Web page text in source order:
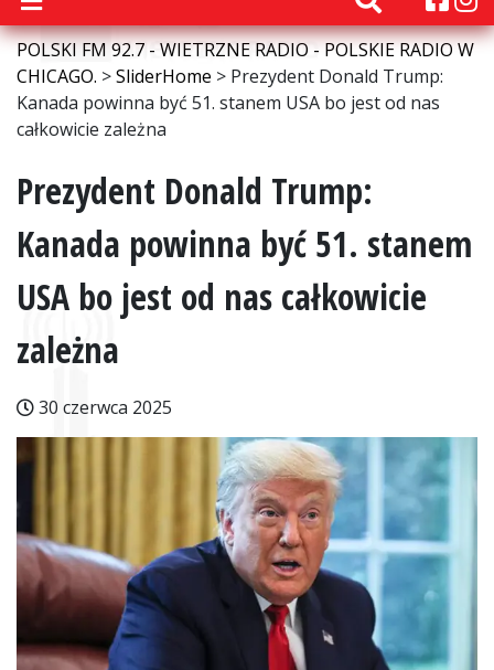
POLSKI FM 92.7 - WIETRZNE RADIO - POLSKIE RADIO W
CHICAGO. >SliderHome > Prezydent Donald Trump:
Kanada powinna być 51. stanem USA bo jest od nas
całkowicie zależna
Prezydent Donald Trump:
Kanada powinna być 51. stanem
USA bo jest od nas całkowicie
zależna
30 czerwca 2025